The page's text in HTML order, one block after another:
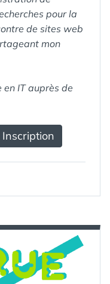
pour la
de sites web
mon
IT auprès de